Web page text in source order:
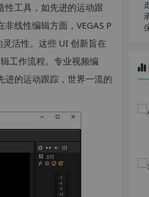
性工具，如先进的运动跟
线性编辑方面，VEGAS P
活性。这些 UI 创新旨在
工作流程。专业视频编
进的运动跟踪，世界一流的